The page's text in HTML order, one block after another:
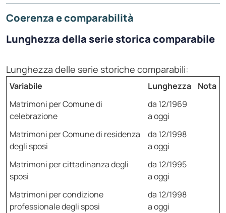
Coerenza e comparabilità
Lunghezza della serie storica comparabile
Lunghezza delle serie storiche comparabili:
Variabile Lunghezza
Nota
Matrimoni per Comune di
celebrazione
da 12/1969
a oggi
Matrimoni per Comune di residenza
degli sposi
da 12/1998
a oggi
Matrimoni per cittadinanza degli
sposi
da 12/1995
a oggi
Matrimoni per condizione
professionale degli sposi
da 12/1998
a oggi